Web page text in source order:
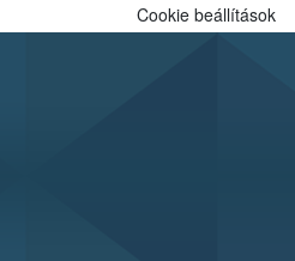
Cookie beállítások